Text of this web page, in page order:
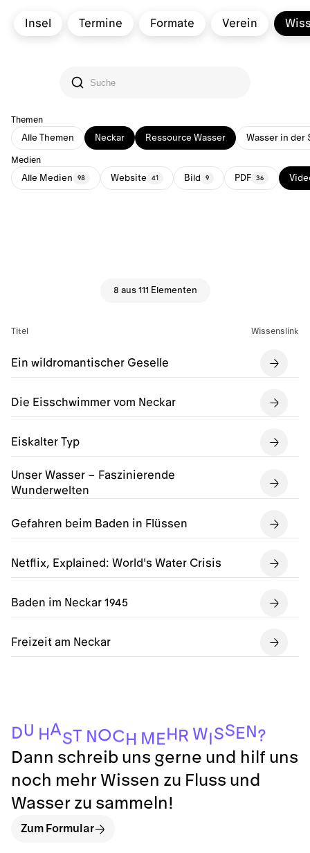
Insel Termine Formate Verein
Themen
Alle Themen Neckar Ressource Wasser Wasser in der
Medien
Alle Medien 98 Website 41 Bild 9 PDF 36
8 aus 111 Elementen
Titel Wissenslink
Ein wildromantischer Geselle
Die Eisschwimmer vom Neckar
Eiskalter Typ
Unser Wasser – Faszinierende
Wunderwelten
Gefahren beim Baden in Flüssen
Netflix, Explained: World's Water Crisis
Baden im Neckar 1945
Freizeit am Neckar
DU H AST N OC H M E H R WISS E N ?
Dann schreib uns gerne und hilf uns
noch mehr Wissen zu Fluss und
Wasser zu sammeln!
Zum Formular